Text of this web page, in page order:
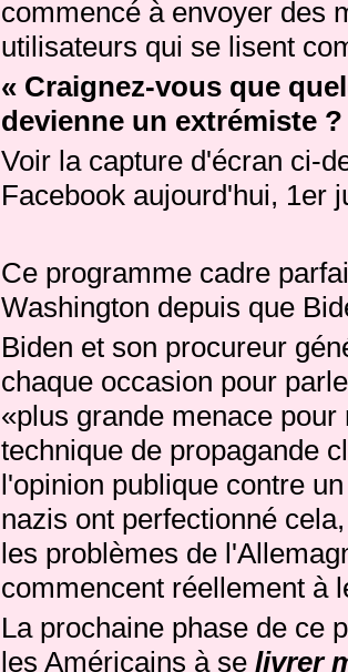
commencé à envoyer des
utilisateurs qui se lisent
« Craignez-vous que
devienne un extrémiste ?
Voir la capture d'écran ci-
Facebook aujourd'hui, 1er
Ce programme cadre
Washington depuis que
Biden et son procureur
chaque occasion pour
«plus grande menace
technique de propagande
l'opinion publique contre
nazis ont perfectionné
les problèmes de
commencent réellement à
La prochaine phase de ce
les Américains à selivrer